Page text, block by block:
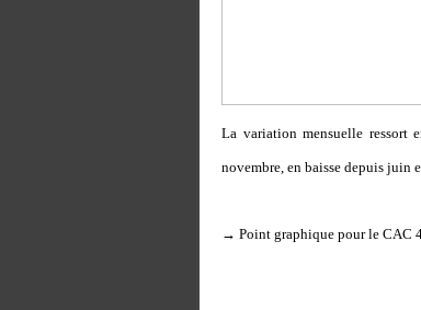
La variation mensuelle ressort
novembre, en baisse depuis juin
→ Point graphique pour le CAC